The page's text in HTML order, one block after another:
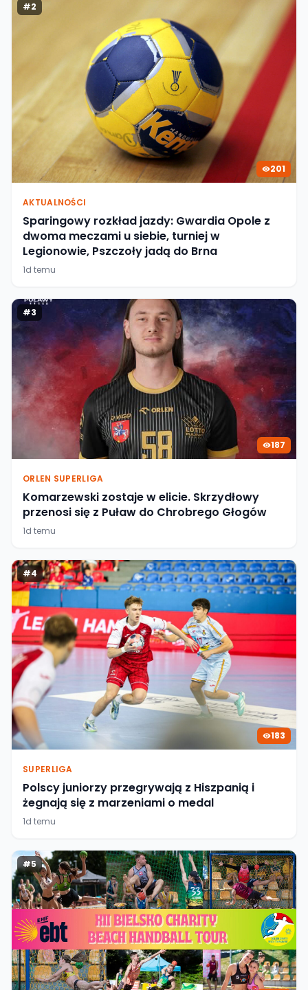
#2
201
AKTUALNOŚCI
Sparingowy rozkład jazdy: Gwardia Opole z
dwoma meczami u siebie, turniej w
Legionowie, Pszczoły jadą do Brna
1d temu
#3
187
ORLEN SUPERLIGA
Komarzewski zostaje w elicie. Skrzydłowy
przenosi się z Puław do Chrobrego Głogów
1d temu
#4
183
SUPERLIGA
Polscy juniorzy przegrywają z Hiszpanią i
żegnają się z marzeniami o medal
1d temu
#5